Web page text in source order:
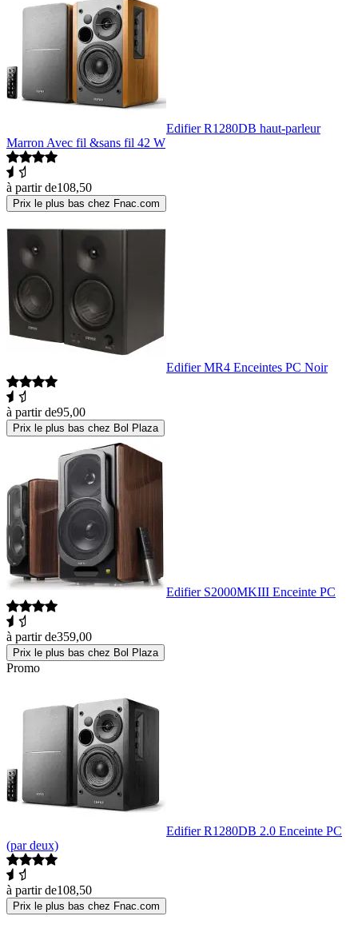
Edifier R1280DB haut-parleur
Marron Avec fil &sans fil 42 W
à partir de108,50
Prix le plus bas chez Fnac.com
Edifier MR4 Enceintes PC Noir
à partir de95,00
Prix le plus bas chez Bol Plaza
Edifier S2000MKIII Enceinte PC
à partir de359,00
Prix le plus bas chez Bol Plaza
Promo
Edifier R1280DB 2.0 Enceinte PC
(par deux)
à partir de108,50
Prix le plus bas chez Fnac.com